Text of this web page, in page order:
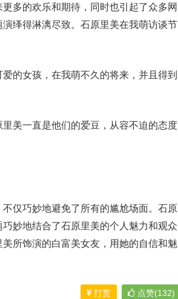
多的欢乐和期待，同时也引起了众多网
绎得淋漓尽致。石原里美在我萌访谈节
的女孩，在我萌不久的将来，并且得到
美一直是他们的爱豆，从容不迫的态度
仅巧妙地避免了所有的尴尬场面。石原
妙地结合了石原里美的个人魅力和观众
所饰演的白富美女友，用她的自信和魅
打赏 点赞(132)